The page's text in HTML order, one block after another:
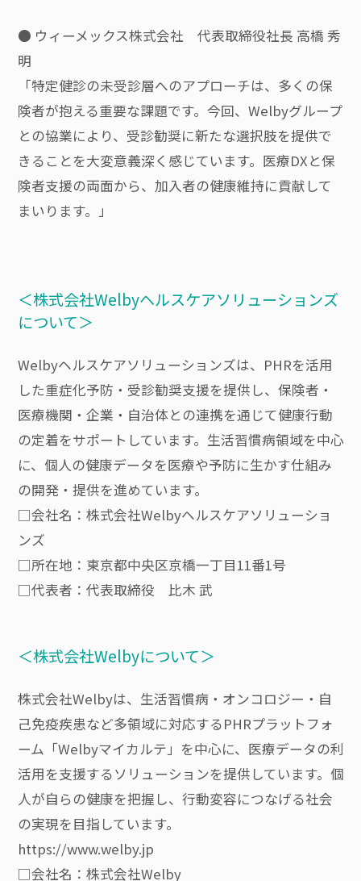
● ウィーメックス株式会社 代表取締役社長 高橋 秀
明
「特定健診の未受診層へのアプローチは、多くの保
険者が抱える重要な課題です。今回、Welbyグループ
との協業により、受診勧奨に新たな選択肢を提供で
きることを大変意義深く感じています。医療DXと保
険者支援の両面から、加入者の健康維持に貢献して
まいります。」
＜株式会社Welbyヘルスケアソリューションズ
について＞
Welbyヘルスケアソリューションズは、PHRを活用
した重症化予防・受診勧奨支援を提供し、保険者・
医療機関・企業・自治体との連携を通じて健康行動
の定着をサポートしています。生活習慣病領域を中心
に、個人の健康データを医療や予防に生かす仕組み
の開発・提供を進めています。
□会社名：株式会社Welbyヘルスケアソリューショ
ンズ
□所在地：東京都中央区京橋一丁目11番1号
□代表者：代表取締役 比木 武
＜株式会社Welbyについて＞
株式会社Welbyは、生活習慣病・オンコロジー・自
己免疫疾患など多領域に対応するPHRプラットフォ
ーム「Welbyマイカルテ」を中心に、医療データの利
活用を支援するソリューションを提供しています。個
人が自らの健康を把握し、行動変容につなげる社会
の実現を目指しています。
https://www.welby.jp
□会社名：株式会社Welby